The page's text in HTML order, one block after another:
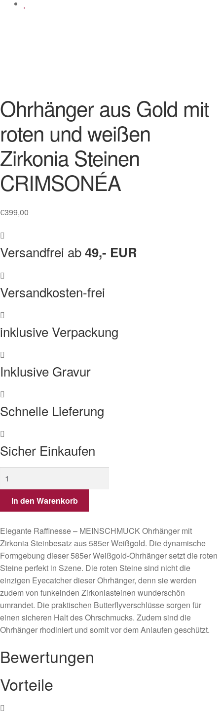
Ohrhänger aus Gold mit
roten und weißen
Zirkonia Steinen
CRIMSONÉA
€399,00
Versandfrei ab49,- EUR
Versandkosten-frei
inklusive Verpackung
Inklusive Gravur
Schnelle Lieferung
Sicher Einkaufen
aus
Gold
mit
und
weißen
Zirkonia
Steinen
CRIMSONÉA
Menge
In den Warenkorb
Elegante Raffinesse – MEINSCHMUCK Ohrhänger mit
Zirkonia Steinbesatz aus 585er Weißgold. Die dynamische
Formgebung dieser 585er Weißgold-Ohrhänger setzt die roten
Steine perfekt in Szene. Die roten Steine sind nicht die
einzigen Eyecatcher dieser Ohrhänger, denn sie werden
zudem von funkelnden Zirkoniasteinen wunderschön
umrandet. Die praktischen Butterflyverschlüsse sorgen für
einen sicheren Halt des Ohrschmucks. Zudem sind die
Ohrhänger rhodiniert und somit vor dem Anlaufen geschützt.
Bewertungen
Vorteile